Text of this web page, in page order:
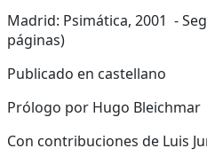
Madrid: Psimática, 2001 -
Publicado en castellano
Prólogo por Hugo Bleichmar
Con contribuciones de Luis